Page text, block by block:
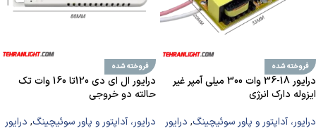
فروخته شده
درایور 18-36 وات 300 میلی آمپر غیر
ایزوله دارک انرژی
درایور، آداپتور و پاور سوئیچینگ, درایور
فروخته شده
درایور ال ای دی 120تا 160 وات تک
حالته دو خروجی
درایور، آداپتور و پاور سوئیچینگ, درایور